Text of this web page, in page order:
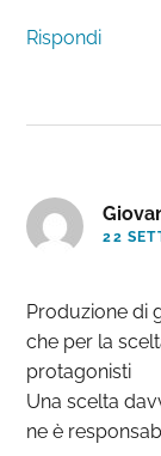
Rispondi
22
Produzione di
che per la
protagonisti
Una scelta
ne è